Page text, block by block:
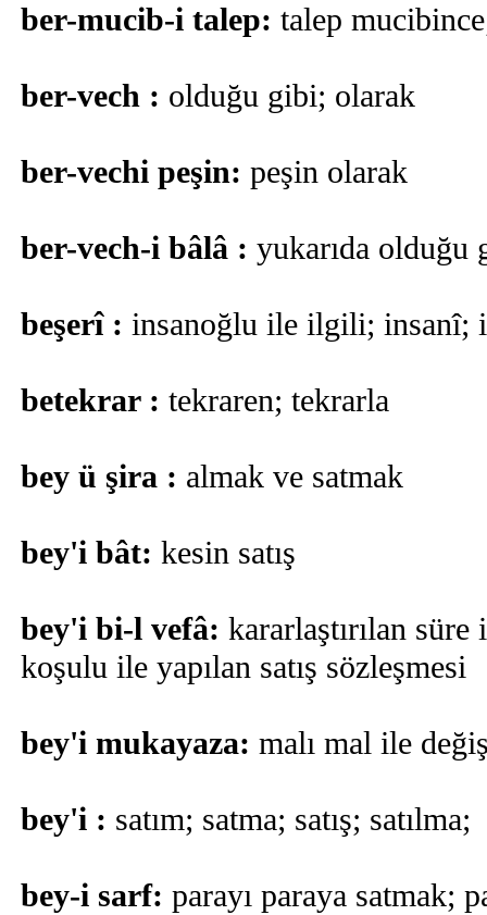
ber-mucib-i talep: talep
ber-vech : olduğu gibi; olarak
ber-vechi peşin: peşin olarak
ber-vech-i bâlâ : yukarıda olduğu
beşerî : insanoğlu ile ilgili; insanî;
betekrar : tekraren; tekrarla
bey ü şira : almak ve satmak
bey'i bât: kesin satış
bey'i bi-l vefâ: kararlaştırılan süre
koşulu ile yapılan satış sözleşmesi
bey'i mukayaza: malı mal ile
bey'i : satım; satma; satış; satılma;
bey-i sarf: parayı paraya satmak;